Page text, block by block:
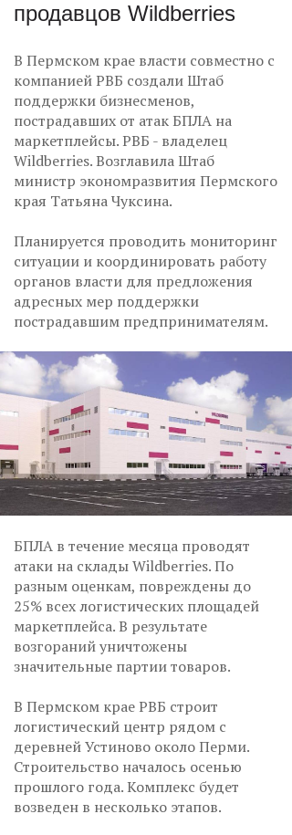
продавцов Wildberries
В Пермском крае власти совместно с
компанией РВБ создали Штаб
поддержки бизнесменов,
пострадавших от атак БПЛА на
маркетплейсы. РВБ - владелец
Wildberries. Возглавила Штаб
министр экономразвития Пермского
края Татьяна Чуксина.
Планируется проводить мониторинг
ситуации и координировать работу
органов власти для предложения
адресных мер поддержки
пострадавшим предпринимателям.
БПЛА в течение месяца проводят
атаки на склады Wildberries. По
разным оценкам, повреждены до
25% всех логистических площадей
маркетплейса. В результате
возгораний уничтожены
значительные партии товаров.
В Пермском крае РВБ строит
логистический центр рядом с
деревней Устиново около Перми.
Строительство началось осенью
прошлого года. Комплекс будет
возведен в несколько этапов.